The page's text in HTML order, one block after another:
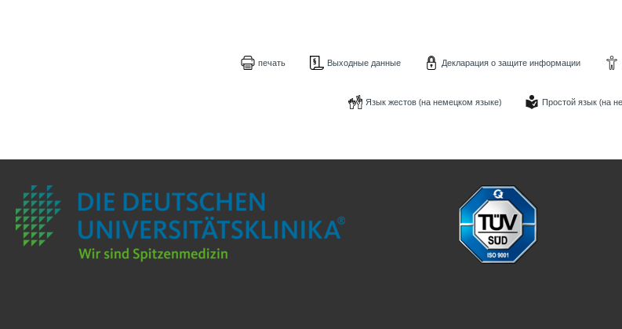
печать Выходные данные Декларация о защите информации
Язык жестов (на немецком языке) Простой язык (на